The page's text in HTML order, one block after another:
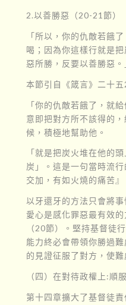
2.以善勝惡（20-21節）
「所以，你的仇敵若餓
喝；因為你這樣行就是
惡所勝，反要以善勝惡。
本節引自《箴言》二十五
「你的仇敵若餓了，就
意即把對方所不該得的
候，積極地幫助他。
「就是把炭火堆在他的
炭」。這是一句當時流
交加，有如火燒的痛苦』
以牙還牙的方法只會將
愛心是感化罪惡最有效
（20節）。堅持基督徒
能力終必會帶領你勝過
的見證征服了對方，使
（四）在對待政權上:順
第十四章擴大了基督徒